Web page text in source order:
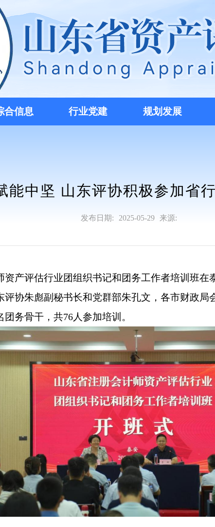
合信息 行业党建 规划发展
能中坚 山东评协积极参加省
发布日期: 2025-05-29 来源:
资产评估行业团组织书记和团务工作者培训班
协朱彪副秘书长和党群部朱孔文，各市财政
务骨干，共76人参加培训。